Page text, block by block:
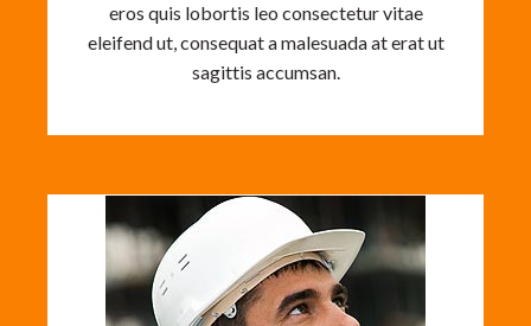
eros quis lobortis leo consectetur vitae
eleifend ut, consequat a malesuada at erat ut
sagittis accumsan.